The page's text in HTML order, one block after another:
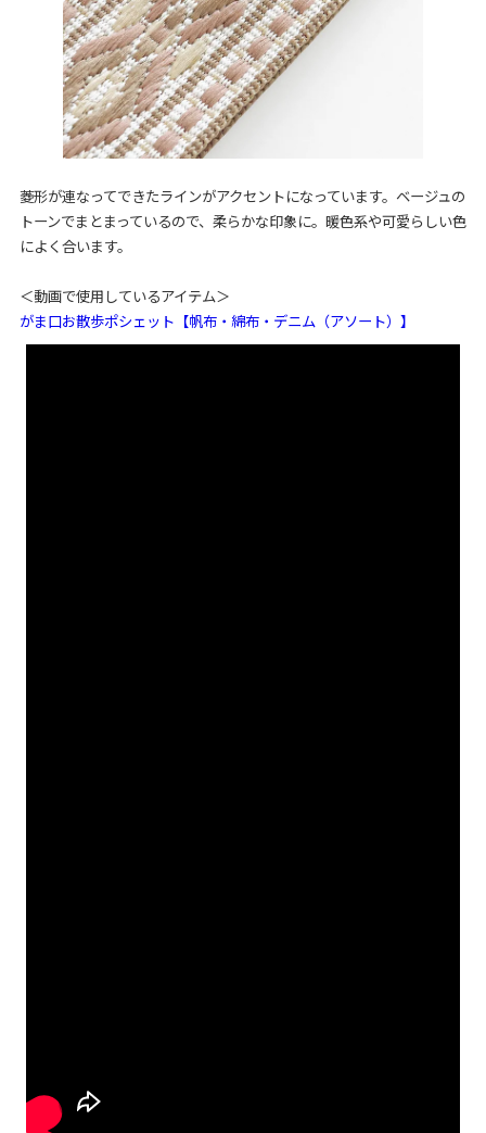
菱形が連なってできたラインがアクセントになっています。ベージュの
トーンでまとまっているので、柔らかな印象に。暖色系や可愛らしい色
によく合います。
＜動画で使用しているアイテム＞
がま口お散歩ポシェット【帆布・綿布・デニム（アソート）】